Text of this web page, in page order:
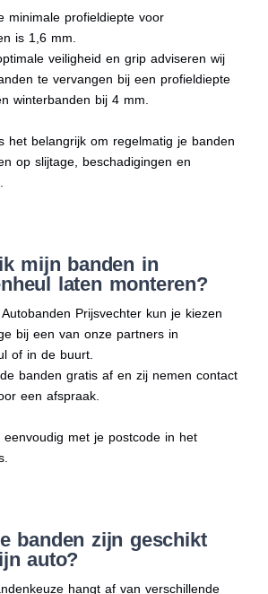
minimale profieldiepte voor
is 1,6 mm.
veiligheid en grip adviseren wij
te vervangen bij een profieldiepte
winterbanden bij 4 mm.
het belangrijk om regelmatig je banden
op slijtage, beschadigingen en
mijn banden in
laten monteren?
Prijsvechter kun je kiezen
bij een van onze partners in
of in de buurt.
banden gratis af en zij nemen contact
een afspraak.
eenvoudig met je postcode in het
banden zijn geschikt
auto?
hangt af van verschillende